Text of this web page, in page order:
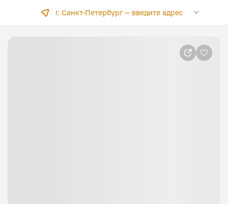
г. Санкт-Петербург —введите адрес